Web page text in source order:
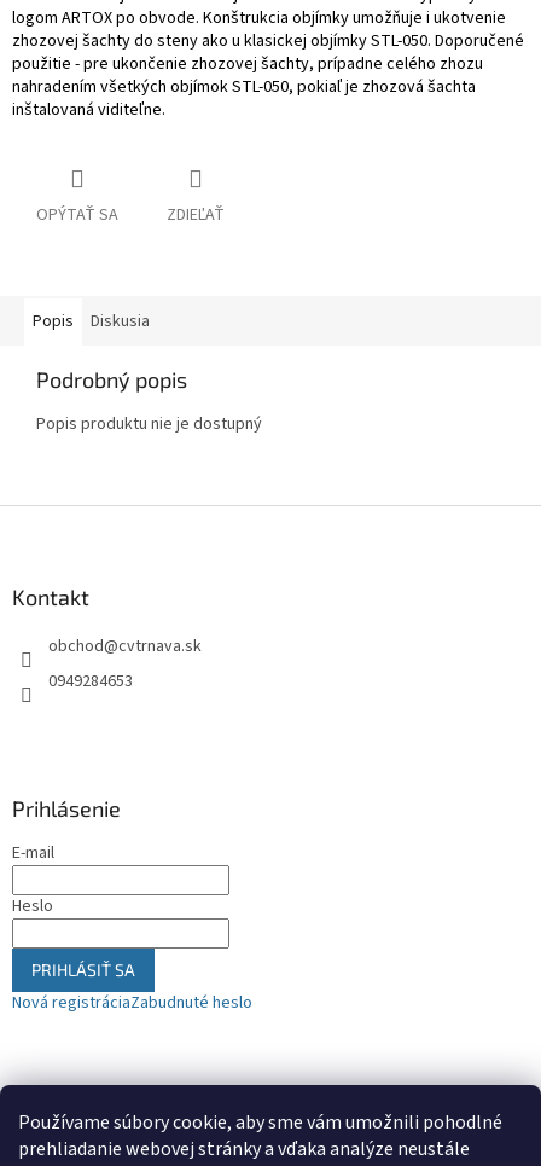
Používame súbory cookie, aby sme vám umožnili pohodlné
prehliadanie webovej stránky a vďaka analýze neustále
logom ARTOX po obvode. Konštrukcia objímky umožňuje i ukotvenie
zhozovej šachty do steny ako u klasickej objímky STL-050. Doporučené
použitie - pre ukončenie zhozovej šachty, prípadne celého zhozu
nahradením všetkých objímok STL-050, pokiaľ je zhozová šachta
inštalovaná viditeľne.
OPÝTAŤ SA ZDIEĽAŤ
Popis Diskusia
Podrobný popis
Popis produktu nie je dostupný
Kontakt
obchod@cvtrnava.sk
0949284653
Prihlásenie
E-mail
Heslo
PRIHLÁSIŤ SA
Nová registráciaZabudnuté heslo
0KS /€0